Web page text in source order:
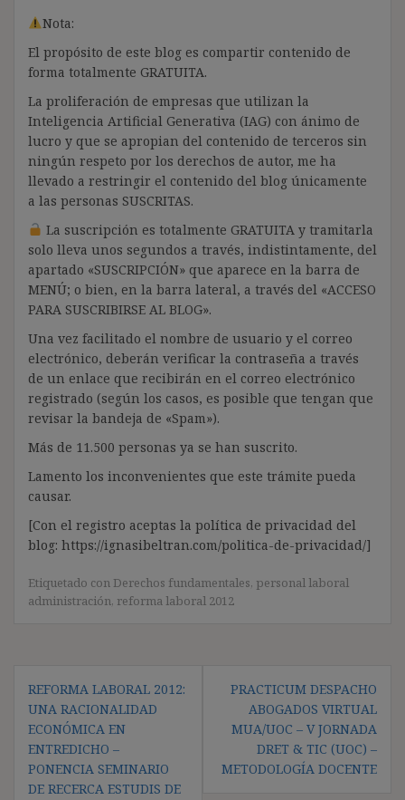
Nota:
El propósito de este blog es compartir contenido de
forma totalmente GRATUITA.
La proliferación de empresas que utilizan la
Inteligencia Artificial Generativa (IAG) con ánimo de
lucro y que se apropian del contenido de terceros sin
ningún respeto por los derechos de autor, me ha
llevado a restringir el contenido del blog únicamente
a las personas SUSCRITAS.
La suscripción es totalmente GRATUITA y tramitarla
solo lleva unos segundos a través, indistintamente, del
apartado «SUSCRIPCIÓN» que aparece en la barra de
MENÚ; o bien, en la barra lateral, a través del «ACCESO
PARA SUSCRIBIRSE AL BLOG».
Una vez facilitado el nombre de usuario y el correo
electrónico, deberán verificar la contraseña a través
de un enlace que recibirán en el correo electrónico
registrado (según los casos, es posible que tengan que
revisar la bandeja de «Spam»).
Más de 11.500 personas ya se han suscrito.
Lamento los inconvenientes que este trámite pueda
causar.
[Con el registro aceptas la política de privacidad del
blog: https://ignasibeltran.com/politica-de-privacidad/]
Etiquetado con Derechos fundamentales, personal laboral
administración, reforma laboral 2012
de
entradas
REFORMA LABORAL 2012:
UNA RACIONALIDAD
ECONÓMICA EN
ENTREDICHO –
PONENCIA SEMINARIO
DE RECERCA ESTUDIS DE
PRACTICUM DESPACHO
ABOGADOS VIRTUAL
MUA/UOC – V JORNADA
DRET & TIC (UOC) –
METODOLOGÍA DOCENTE